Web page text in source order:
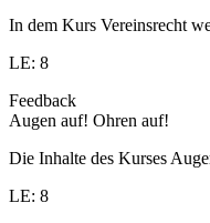
In dem Kurs Vereinsrecht
LE: 8
Feedback
Augen auf! Ohren auf!
Die Inhalte des Kurses
LE: 8